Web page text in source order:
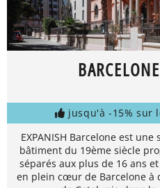
jusqu'à -15% sur
EXPANISH Barcelone est
bâtiment du 19ème siècle
séparés aux plus de 16 ans
en plein cœur de Barcelone à